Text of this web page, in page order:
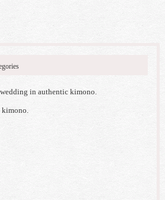
in authentic kimono.
kimono.